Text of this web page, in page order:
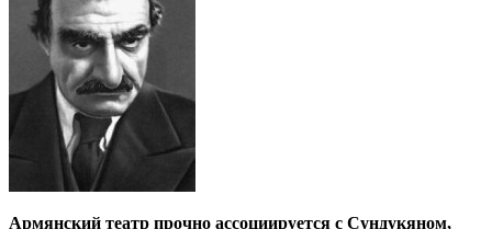
Армянский театр прочно ассоциируется с Сундукяном,